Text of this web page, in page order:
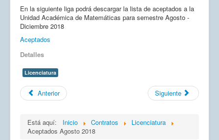
Inicio
Unidad Académica
UAZ
Cursos
Correo
En la siguiente liga podrá descargar la lista de aceptados a la
Unidad Académica de Matemáticas para semestre Agosto -
Diciembre 2018
Aceptados
Detalles
Licenciatura
Anterior Siguiente
Está aquí: Inicio Contratos
Licenciatura
Aceptados Agosto 2018